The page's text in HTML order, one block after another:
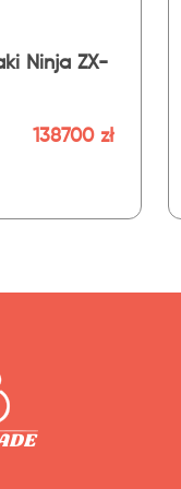
79500 zł